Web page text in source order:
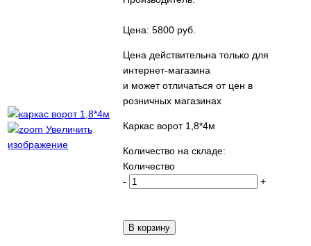
Увеличить
изображение
Цена: 5800 руб.
Цена действительна только для
интернет-магазина
и может отличаться от цен в
розничных магазинах
Каркас ворот 1,8*4м
Количество на складе:
Количество
-
+